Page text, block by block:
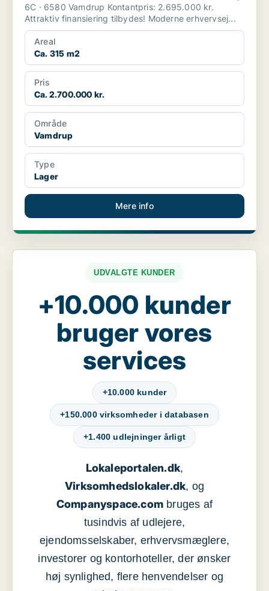
6C · 6580 Vamdrup Kontantpris: 2.695.000 kr.
Attraktiv finansiering tilbydes! Moderne erhvervsej...
Areal
Ca. 315 m2
Pris
Ca. 2.700.000 kr.
Område
Vamdrup
Type
Lager
Mere info
UDVALGTE KUNDER
+10.000 kunder
bruger vores
services
+10.000 kunder
+150.000 virksomheder i databasen
+1.400 udlejninger årligt
Lokaleportalen.dk,
Virksomhedslokaler.dk, og
Companyspace.com bruges af
tusindvis af udlejere,
ejendomsselskaber, erhvervsmæglere,
investorer og kontorhoteller, der ønsker
høj synlighed, flere henvendelser og